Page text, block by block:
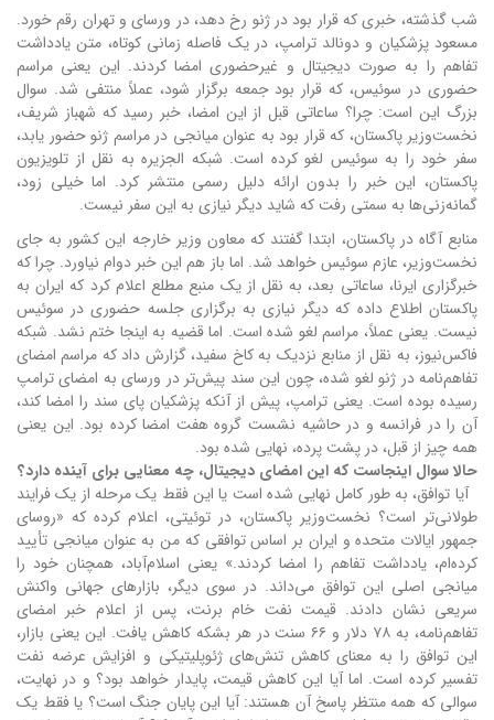
شب گذشته، خبری که قرار بود در ژنو رخ دهد، در ورسای و تهران رقم خورد.
مسعود پزشکیان و دونالد ترامپ، در یک فاصله زمانی کوتاه، متن یادداشت
تفاهم را به صورت دیجیتال و غیرحضوری امضا کردند. این یعنی مراسم
حضوری در سوئیس، که قرار بود جمعه برگزار شود، عملاً منتفی شد. سوال
بزرگ این است: چرا؟ ساعاتی قبل از این امضا، خبر رسید که شهباز شریف،
نخست‌وزیر پاکستان، که قرار بود به عنوان میانجی در مراسم ژنو حضور یابد،
سفر خود را به سوئیس لغو کرده است. شبکه الجزیره به نقل از تلویزیون
پاکستان، این خبر را بدون ارائه دلیل رسمی منتشر کرد. اما خیلی زود،
گمانه‌زنی‌ها به سمتی رفت که شاید دیگر نیازی به این سفر نیست.
منابع آگاه در پاکستان، ابتدا گفتند که معاون وزیر خارجه این کشور به جای
نخست‌وزیر، عازم سوئیس خواهد شد. اما باز هم این خبر دوام نیاورد. چرا که
خبرگزاری ایرنا، ساعاتی بعد، به نقل از یک منبع مطلع اعلام کرد که ایران به
پاکستان اطلاع داده که دیگر نیازی به برگزاری جلسه حضوری در سوئیس
نیست. یعنی عملاً، مراسم لغو شده است. اما قضیه به اینجا ختم نشد. شبکه
فاکس‌نیوز، به نقل از منابع نزدیک به کاخ سفید، گزارش داد که مراسم امضای
تفاهم‌نامه در ژنو لغو شده، چون این سند پیش‌تر در ورسای به امضای ترامپ
رسیده بوده است. یعنی ترامپ، پیش از آنکه پزشکیان پای سند را امضا کند،
آن را در فرانسه و در حاشیه نشست گروه هفت امضا کرده بود. این یعنی
همه چیز از قبل، در پشت پرده، نهایی شده بود.
حالا سوال اینجاست که این امضای دیجیتال، چه معنایی برای آینده دارد؟
آیا توافق، به طور کامل نهایی شده است یا این فقط یک مرحله از یک فرایند
طولانی‌تر است؟ نخست‌وزیر پاکستان، در توئیتی، اعلام کرده که «روسای
جمهور ایالات متحده و ایران بر اساس توافقی که من به عنوان میانجی تأیید
کرده‌ام، یادداشت تفاهم را امضا کردند.» یعنی اسلام‌آباد، همچنان خود را
میانجی اصلی این توافق می‌داند. در سوی دیگر، بازارهای جهانی واکنش
سریعی نشان دادند. قیمت نفت خام برنت، پس از اعلام خبر امضای
تفاهم‌نامه، به ۷۸ دلار و ۶۶ سنت در هر بشکه کاهش یافت. این یعنی بازار،
این توافق را به معنای کاهش تنش‌های ژئوپلیتیکی و افزایش عرضه نفت
تفسیر کرده است. اما آیا این کاهش قیمت، پایدار خواهد بود؟ و در نهایت،
سوالی که همه منتظر پاسخ آن هستند: آیا این پایان جنگ است؟ یا فقط یک